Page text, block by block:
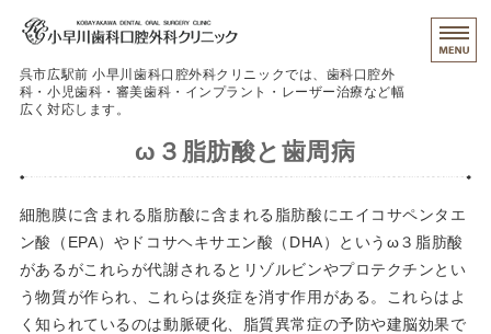
呉市広駅前 小早川歯科口腔外科クリニックでは、歯科口腔外
科・小児歯科・審美歯科・インプラント・レーザー治療など幅
広く対応します。
保険外治療
初めての患者さんへ
ω３脂肪酸と歯周病
細胞膜に含まれる脂肪酸に含まれる脂肪酸にエイコサペンタエ
ン酸（EPA）やドコサヘキサエン酸（DHA）というω３脂肪酸
があるがこれらが代謝されるとリゾルビンやプロテクチンとい
う物質が作られ、これらは炎症を消す作用がある。これらはよ
く知られているのは動脈硬化、脂質異常症の予防や建脳効果で